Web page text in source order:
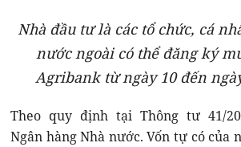
Nhà đầu tư là các tổ chức, cá
nước ngoài có thể đăng ký
Agribank từ ngày 10 đến
Theo quy định tại Thông tư 41/
Ngân hàng Nhà nước. Vốn tự có của